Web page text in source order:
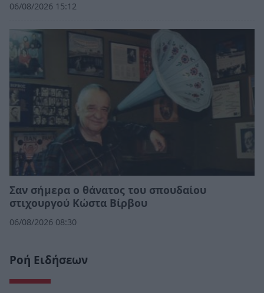
06/08/2026 15:12
Σαν σήμερα ο θάνατος του σπουδαίου
στιχουργού Κώστα Βίρβου
06/08/2026 08:30
Ροή Ειδήσεων